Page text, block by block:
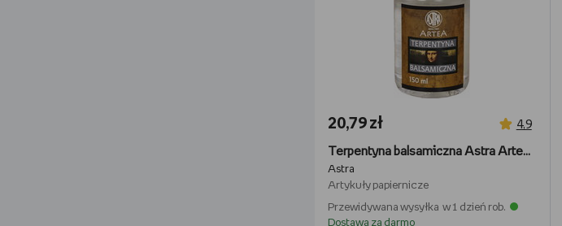
20,79 zł 4,9
Terpentyna balsamiczna Astra Artea 150ml
Astra
Artykuły papiernicze
Przewidywana wysyłka w 1 dzień rob.
Dostawa za darmo